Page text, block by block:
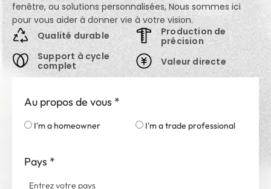
fenêtre, ou solutions personnalisées, Nous sommes ici
pour vous aider à donner vie à votre vision.
Qualité durable
Support à cycle
complet
Production de
précision
Valeur directe
Au propos de vous *
I'm a homeowner I'm a trade professional
Pays *